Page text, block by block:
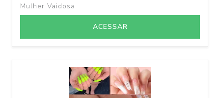
Mulher Vaidosa
ACESSAR